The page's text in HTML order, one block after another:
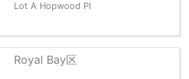
Lot A Hopwood Pl
Royal Bay区